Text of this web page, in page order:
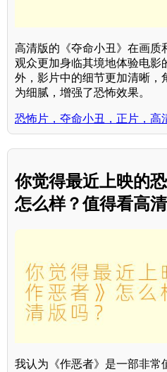
高清版的《夺命小丑》在画质
观众更加身临其境地体验电影
外，影片中的细节更加清晰，
为细腻，增强了恐怖效果。
恐怖片，夺命小丑，正片，高
你觉得最近上映的
怎么样？值得看高
我认为《作恶者》是一部非常